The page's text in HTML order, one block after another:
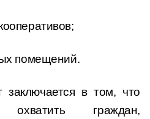
помещений.
в том, что
граждан,